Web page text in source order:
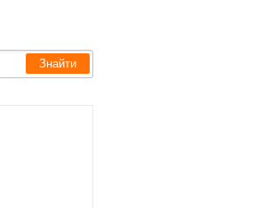
Знайти